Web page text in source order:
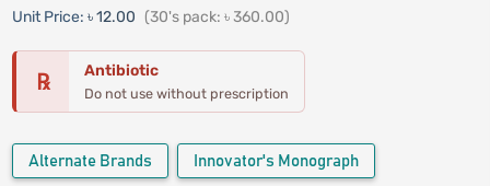
Unit Price: ৳ 12.00 (30's pack: ৳ 360.00)
℞ Antibiotic
Do not use without prescription
Alternate Brands Innovator's Monograph